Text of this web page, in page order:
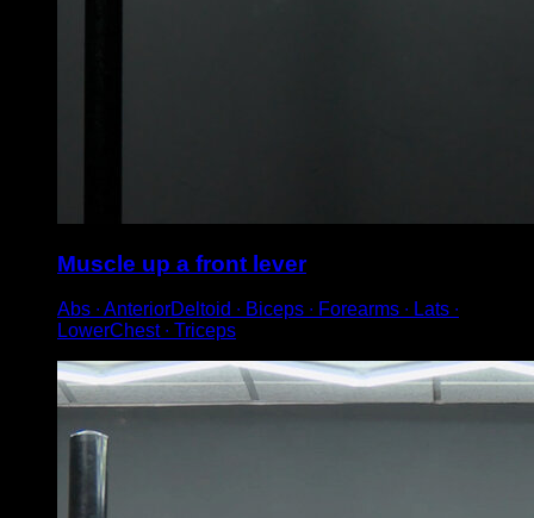
Muscle up a front lever
Abs ∙ AnteriorDeltoid ∙ Biceps ∙ Forearms ∙ Lats ∙
LowerChest ∙ Triceps